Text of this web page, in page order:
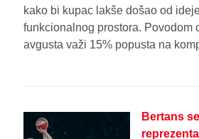
kako bi kupac lakše došao od
funkcionalnog prostora. Povodom
avgusta važi 15% popusta na
Bertans